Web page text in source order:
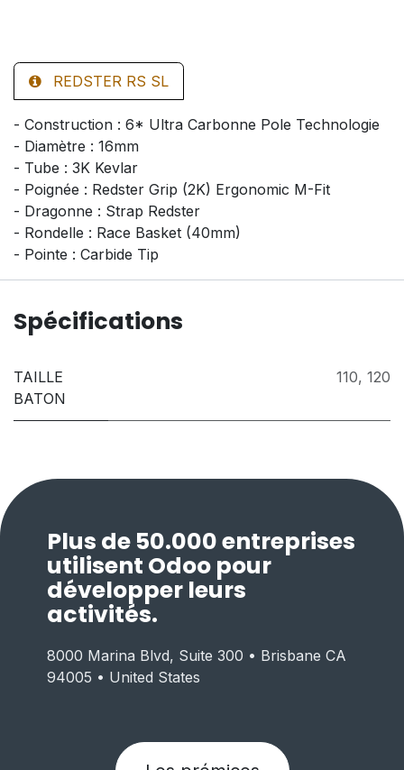
REDSTER RS SL
- Construction : 6* Ultra Carbonne Pole Technologie
- Diamètre : 16mm
- Tube : 3K Kevlar
- Poignée : Redster Grip (2K) Ergonomic M-Fit
- Dragonne : Strap Redster
- Rondelle : Race Basket (40mm)
- Pointe : Carbide Tip
Spécifications
TAILLE
BATON
110, 120
Plus de 50.000 entreprises
utilisent Odoo pour
développer leurs
activités.
8000 Marina Blvd, Suite 300 • Brisbane CA
94005 • United States